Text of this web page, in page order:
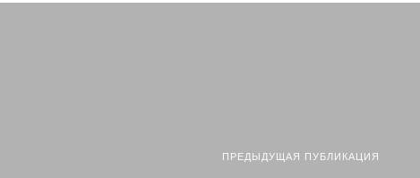
ПРЕДЫДУЩАЯ ПУБЛИКАЦИЯ